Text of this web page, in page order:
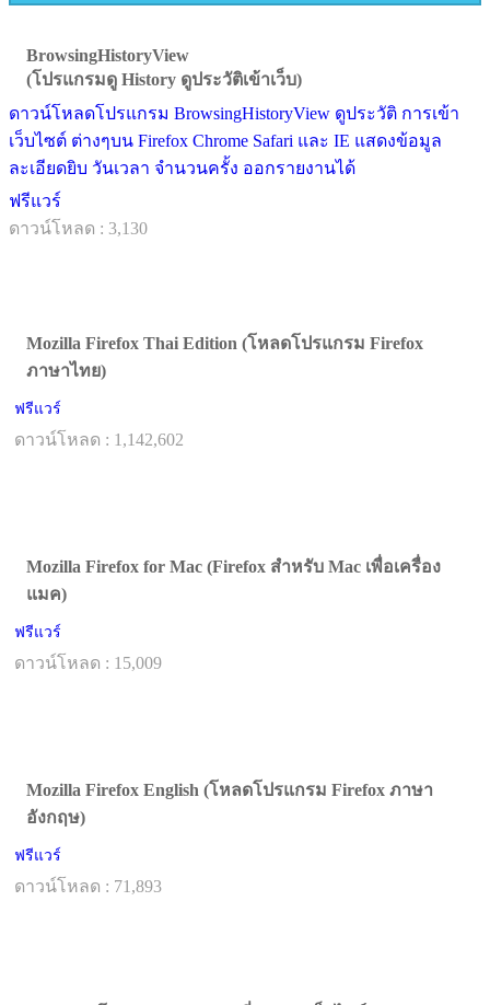
BrowsingHistoryView
(โปรแกรมดู History ดูประวัติเข้าเว็บ)
ดาวน์โหลดโปรแกรม BrowsingHistoryView ดูประวัติ การเข้า
เว็บไซต์ ต่างๆบน Firefox Chrome Safari และ IE แสดงข้อมูล
ละเอียดยิบ วันเวลา จำนวนครั้ง ออกรายงานได้
ฟรีแวร์
ดาวน์โหลด : 3,130
Mozilla Firefox Thai Edition (โหลดโปรแกรม Firefox
ภาษาไทย)
ฟรีแวร์
ดาวน์โหลด : 1,142,602
Mozilla Firefox for Mac (Firefox สำหรับ Mac เพื่อเครื่อง
แมค)
ฟรีแวร์
ดาวน์โหลด : 15,009
Mozilla Firefox English (โหลดโปรแกรม Firefox ภาษา
อังกฤษ)
ฟรีแวร์
ดาวน์โหลด : 71,893